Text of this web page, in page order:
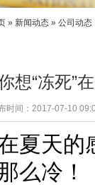
» 新闻动态 » 公司动态
想“冻死”
时间：2017-07-10
夏天的
么冷！